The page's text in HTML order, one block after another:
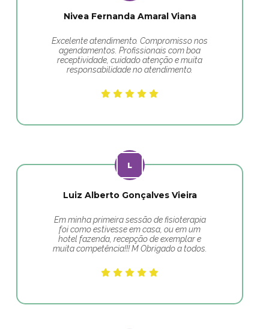
Nivea Fernanda Amaral Viana
Excelente atendimento. Compromisso nos
agendamentos. Profissionais com boa
receptividade, cuidado atenção e muita
responsabilidade no atendimento.
Luiz Alberto Gonçalves Vieira
Em minha primeira sessão de fisioterapia
foi como estivesse em casa, ou em um
hotel fazenda, recepção de exemplar e
muita competência!!! M Obrigado a todos.